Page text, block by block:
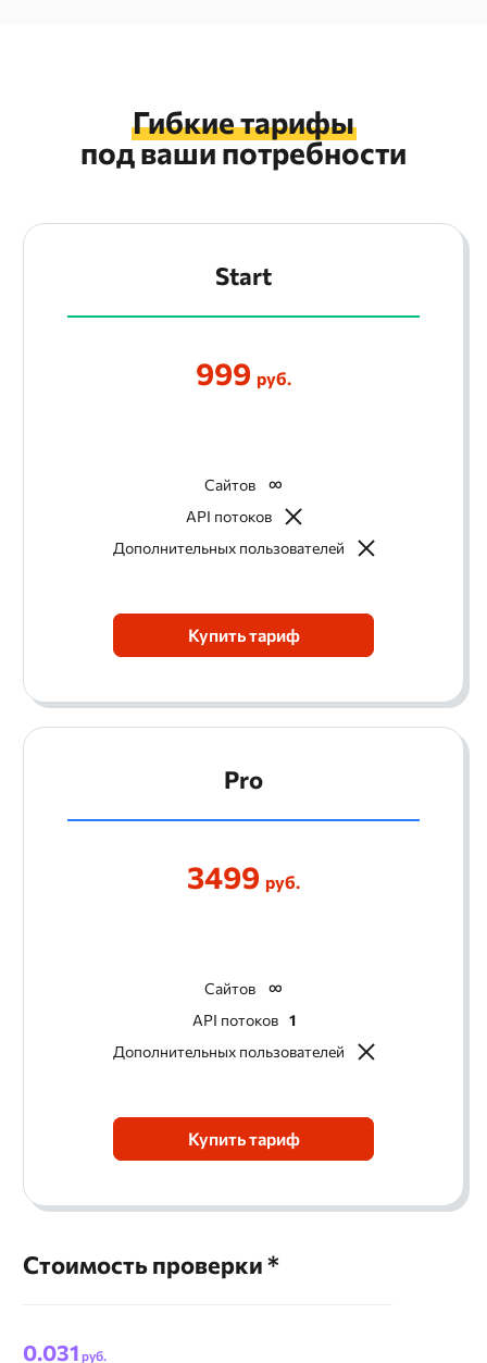
Гибкие тарифы
под ваши потребности
Start
999 руб.
Сайтов
API потоков
Дополнительных пользователей
Купить тариф
Pro
3499 руб.
Сайтов
API потоков
1
Дополнительных пользователей
Купить тариф
Стоимость проверки *
0.031 руб.